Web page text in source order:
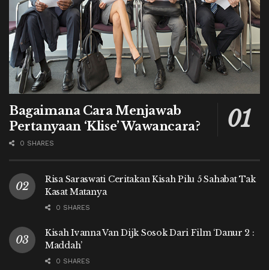
Bagaimana Cara Menjawab
Pertanyaan ‘Klise’ Wawancara?
0 SHARES
Risa Saraswati Ceritakan Kisah Pilu 5 Sahabat Tak
Kasat Matanya
0 SHARES
Kisah Ivanna Van Dijk Sosok Dari Film ‘Danur 2 :
Maddah’
0 SHARES